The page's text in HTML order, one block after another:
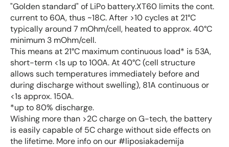
"Golden standard" of LiPo battery.XT60 limits the cont.
current to 60A, thus ~18C. After >10 cycles at 21°C
typically around 7 mOhm/cell, heated to approx. 40°C
minimum 3 mOhm/cell.
This means at 21°C maximum continuous load* is 53A,
short-term <1s up to 100A. At 40°C (cell structure
allows such temperatures immediately before and
during discharge without swelling), 81A continuous or
<1s approx. 150A.
*up to 80% discharge.
Wishing more than >2C charge on G-tech, the battery
is easily capable of 5C charge without side effects on
the lifetime. More info on our #liposiakademija